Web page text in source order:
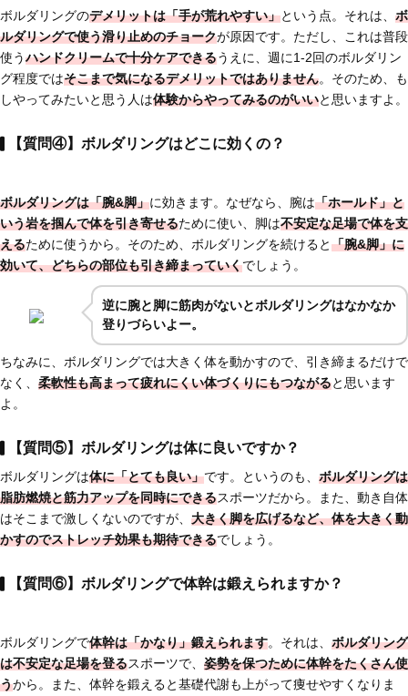
ボルダリングのデメリットは「手が荒れやすい」という点。それは、 ボ
ルダリングで使う滑り止めのチョークが原因です。ただし、これは普段
使うハンドクリームで十分ケアできるうえに、週に1-2回のボルダリン
グ程度ではそこまで気になるデメリットではありません。そのため、も
しやってみたいと思う人は体験からやってみるのがいいと思いますよ。
【質問④】ボルダリングはどこに効くの？
ボルダリングは「腕&脚」に効きます。なぜなら、腕は「ホールド」と
いう岩を掴んで体を引き寄せるために使い、脚は不安定な足場で体を支
えるために使うから。そのため、ボルダリングを続けると「腕&脚」に
効いて、どちらの部位も引き締まっていくでしょう。
逆に腕と脚に筋肉がないとボルダリングはなかなか
登りづらいよー。
ちなみに、ボルダリングでは大きく体を動かすので、引き締まるだけで
なく、 柔軟性も高まって疲れにくい体づくりにもつながると思います
よ。
【質問⑤】ボルダリングは体に良いですか？
ボルダリングは体に「とても良い」です。というのも、 ボルダリングは
脂肪燃焼と筋力アップを同時にできるスポーツだから。また、動き自体
はそこまで激しくないのですが、 大きく脚を広げるなど、体を大きく動
かすのでストレッチ効果も期待できるでしょう。
【質問⑥】ボルダリングで体幹は鍛えられますか？
ボルダリングで体幹は「かなり」鍛えられます。それは、 ボルダリング
は不安定な足場を登るスポーツで、 姿勢を保つために体幹をたくさん使
うから。また、体幹を鍛えると基礎代謝も上がって痩せやすくなりま